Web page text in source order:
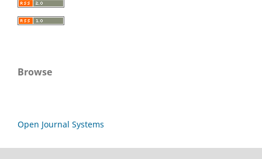
Browse
Open Journal Systems